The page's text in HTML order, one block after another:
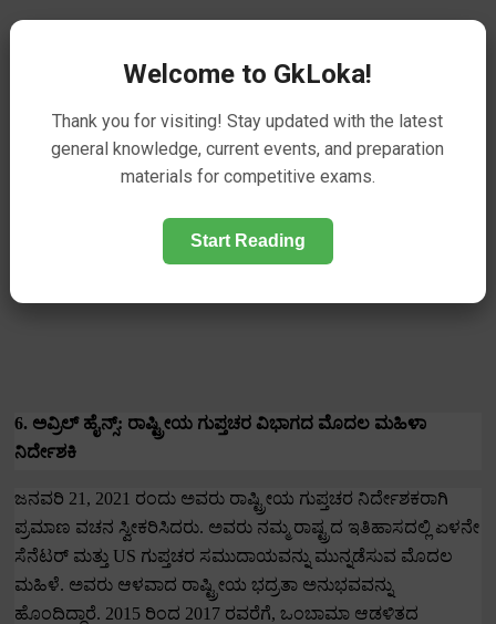
6. ಅವ್ರಿಲ್ ಹೈನ್ಸ್: ರಾಷ್ಟ್ರೀಯ ಗುಪ್ತಚರ ವಿಭಾಗದ ಮೊದಲ ಮಹಿಳಾ
ನಿರ್ದೇಶಕಿ
ಜನವರಿ 21, 2021 ರಂದು ಅವರು ರಾಷ್ಟ್ರೀಯ ಗುಪ್ತಚರ ನಿರ್ದೇಶಕರಾಗಿ
ಪ್ರಮಾಣ ವಚನ ಸ್ವೀಕರಿಸಿದರು. ಅವರು ನಮ್ಮ ರಾಷ್ಟ್ರದ ಇತಿಹಾಸದಲ್ಲಿ ಏಳನೇ
ಸೆನೆಟರ್ ಮತ್ತುUS ಗುಪ್ತಚರ ಸಮುದಾಯವನ್ನು ಮುನ್ನಡೆಸುವ ಮೊದಲ
ಮಹಿಳೆ. ಅವರು ಆಳವಾದ ರಾಷ್ಟ್ರೀಯ ಭದ್ರತಾ ಅನುಭವವನ್ನು
ಹೊಂದಿದ್ದಾರೆ. 2015 ರಿಂದ 2017 ರವರೆಗೆ,ಒಂಬಾಮಾ ಆಡಳಿತದ
Welcome to GkLoka!
Thank you for visiting! Stay updated with the latest
general knowledge, current events, and preparation
materials for competitive exams.
Start Reading